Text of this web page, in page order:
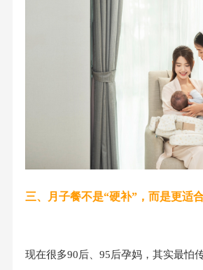
三、月子餐不是“硬补”，而是更适
现在很多90后、95后孕妈，其实最怕